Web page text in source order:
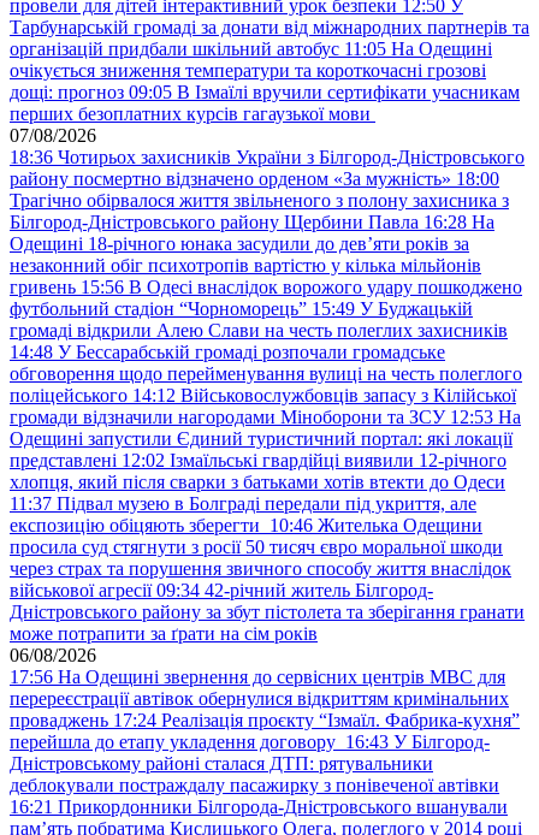
провели для дітей інтерактивний урок безпеки 12:50 У
Тарбунарській громаді за донати від міжнародних партнерів та
організацій придбали шкільний автобус 11:05 На Одещині
очікується зниження температури та короткочасні грозові
дощі: прогноз 09:05 В Ізмаїлі вручили сертифікати учасникам
перших безоплатних курсів гагаузької мови
07/08/2026
18:36 Чотирьох захисників України з Білгород-Дністровського
району посмертно відзначено орденом «За мужність» 18:00
Трагічно обірвалося життя звільненого з полону захисника з
Білгород-Дністровського району Щербини Павла 16:28 На
Одещині 18-річного юнака засудили до дев’яти років за
незаконний обіг психотропів вартістю у кілька мільйонів
гривень 15:56 В Одесі внаслідок ворожого удару пошкоджено
футбольний стадіон “Чорноморець” 15:49 У Буджацькій
громаді відкрили Алею Слави на честь полеглих захисників
14:48 У Бессарабській громаді розпочали громадське
обговорення щодо перейменування вулиці на честь полеглого
поліцейського 14:12 Військовослужбовців запасу з Кілійської
громади відзначили нагородами Міноборони та ЗСУ 12:53 На
Одещині запустили Єдиний туристичний портал: які локації
представлені 12:02 Ізмаїльські гвардійці виявили 12-річного
хлопця, який після сварки з батьками хотів втекти до Одеси
11:37 Підвал музею в Болграді передали під укриття, але
експозицію обіцяють зберегти 10:46 Жителька Одещини
просила суд стягнути з росії 50 тисяч євро моральної шкоди
через страх та порушення звичного способу життя внаслідок
військової агресії 09:34 42-річний житель Білгород-
Дністровського району за збут пістолета та зберігання гранати
може потрапити за ґрати на сім років
06/08/2026
17:56 На Одещині звернення до сервісних центрів МВС для
перереєстрації автівок обернулися відкриттям кримінальних
проваджень 17:24 Реалізація проєкту “Ізмаїл. Фабрика-кухня”
перейшла до етапу укладення договору 16:43 У Білгород-
Дністровському районі сталася ДТП: рятувальники
деблокували постраждалу пасажирку з понівеченої автівки
16:21 Прикордонники Білгорода-Дністровського вшанували
пам’ять побратима Кислицького Олега, полеглого у 2014 році